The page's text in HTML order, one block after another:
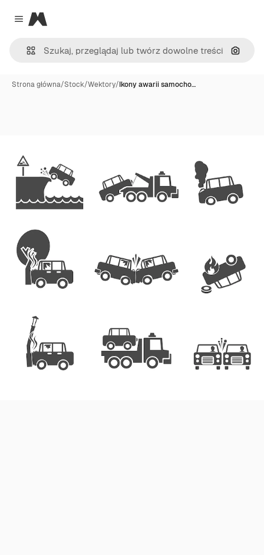
Close menu
Magnific
Szukaj
Strona główna/Stock/Wektory/Ikony awarii samocho…